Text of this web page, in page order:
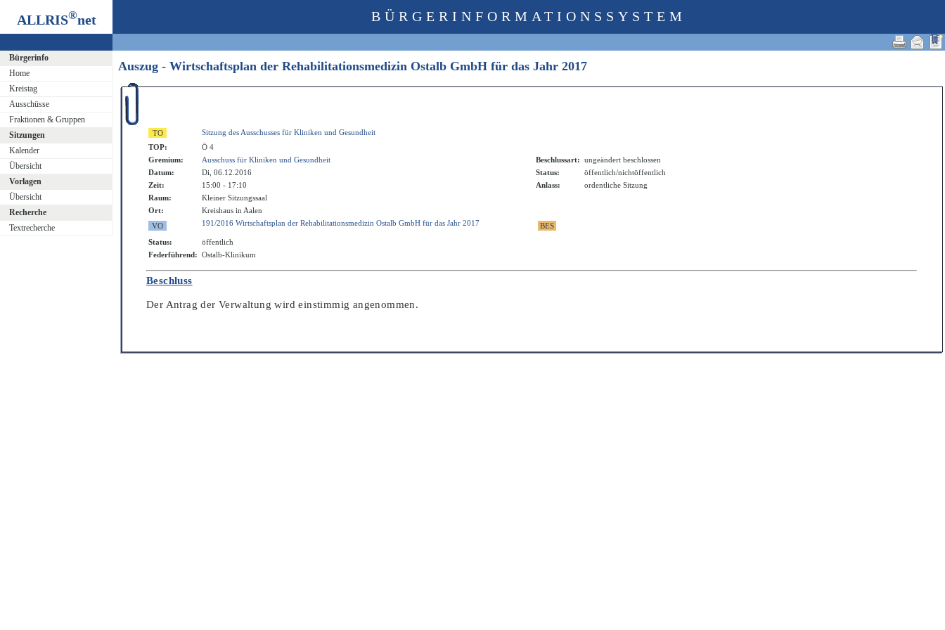
ALLRIS®net
Bürgerinfo
Home
Kreistag
Ausschüsse
Fraktionen & Gruppen
Sitzungen
Kalender
Übersicht
Vorlagen
Übersicht
Recherche
Textrecherche
BÜRGERINFORMATIONSSYSTEM
Auszug - Wirtschaftsplan der Rehabilitationsmedizin Ostalb GmbH für das Jahr 2017
Sitzung des Ausschusses für Kliniken und Gesundheit
TOP:
Ö 4
Gremium:
Ausschuss für Kliniken und Gesundheit Beschlussart: ungeändert beschlossen
Datum:
Di, 06.12.2016 Status:
öffentlich/nichtöffentlich
Zeit:
15:00 - 17:10 Anlass:
ordentliche Sitzung
Raum:
Kleiner Sitzungssaal
Ort:
Kreishaus in Aalen
191/2016 Wirtschaftsplan der Rehabilitationsmedizin Ostalb GmbH für das Jahr 2017
Status:
öffentlich
Federführend: Ostalb-Klinikum
Beschluss
Der Antrag der Verwaltung wird einstimmig angenommen.